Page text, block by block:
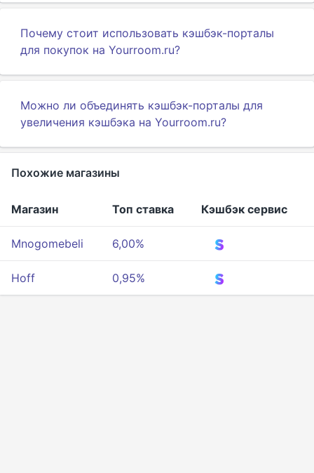
Почему стоит использовать кэшбэк-порталы
для покупок на Yourroom.ru?
Можно ли объединять кэшбэк-порталы для
увеличения кэшбэка на Yourroom.ru?
Похожие магазины
Магазин Топ ставка Кэшбэк сервис
Mnogomebeli 6,00%
Hoff 0,95%